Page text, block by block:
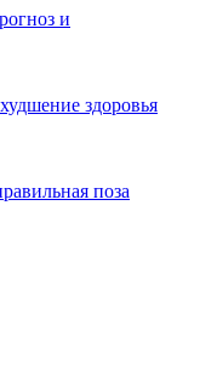
и
здоровья
поза